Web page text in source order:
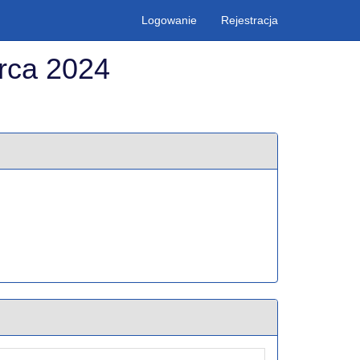
Logowanie Rejestracja
2024